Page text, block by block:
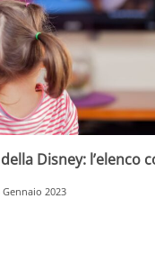
Disney: l’elenco
Gennaio 2023